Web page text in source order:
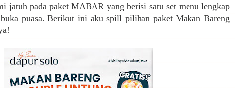
jatuh pada paket MABAR yang berisi satu set menu lengkap
puasa. Berikut ini aku spill pilihan paket Makan Bareng